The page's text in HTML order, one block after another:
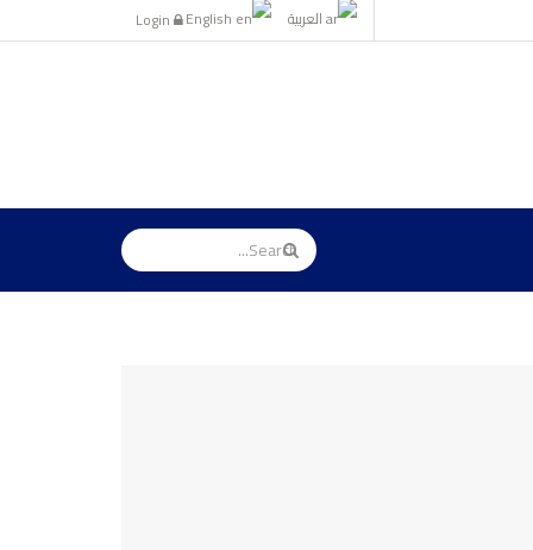
English العربية